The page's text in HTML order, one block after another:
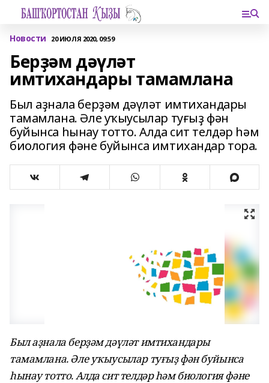
Новости 20 ИЮЛЯ 2020, 09:59
Берҙәм дәүләт
имтихандары тамамлана
Был аҙнала берҙәм дәүләт имтихандары
тамамлана. Әле уҡыусылар туғыҙ фән
буйынса һынау тотто. Алда сит телдәр һәм
биология фәне буйынса имтихандар тора.
Был аҙнала берҙәм дәүләт имтихандары
тамамлана. Әле уҡыусылар туғыҙ фән буйынса
һынау тотто. Алда сит телдәр һәм биология фәне